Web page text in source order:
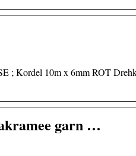
; Kordel 10m x 6mm ROT
garn …